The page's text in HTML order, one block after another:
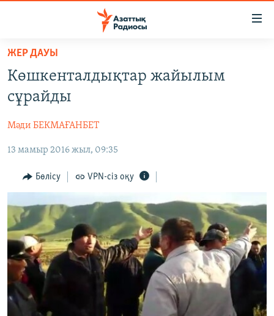
Skip
main
content
Skip
to
Navigation
Search
AZATTYQTV
ҚАҢТАР ОҚИҒАСЫ
АДАМ ҚҰҚЫҚТАРЫ
ӘЛЕУМЕТ
АРНАЙЫ ЖОБАЛАР
Русский
ЖАЗЫЛЫҢЫЗ
ЖЕР ДАУЫ
Көшкенталдықтар жайылым
сұрайды
Мәди БЕКМАҒАНБЕТ
13 мамыр 2016 жыл, 09:35
Бөлісу VPN-сіз оқу